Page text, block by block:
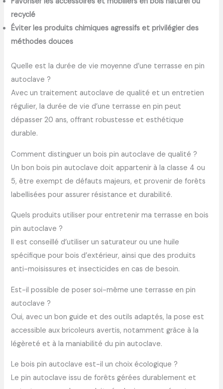
recyclé
Éviter les produits chimiques agressifs et privilégier des
méthodes douces
Quelle est la durée de vie moyenne d’une terrasse en pin
autoclave ?
Avec un traitement autoclave de qualité et un entretien
régulier, la durée de vie d’une terrasse en pin peut
dépasser 20 ans, offrant robustesse et esthétique
durable.
Comment distinguer un bois pin autoclave de qualité ?
Un bon bois pin autoclave doit appartenir à la classe 4 ou
5, être exempt de défauts majeurs, et provenir de forêts
labellisées pour assurer résistance et durabilité.
Quels produits utiliser pour entretenir ma terrasse en bois
pin autoclave ?
Il est conseillé d’utiliser un saturateur ou une huile
spécifique pour bois d’extérieur, ainsi que des produits
anti-moisissures et insecticides en cas de besoin.
Est-il possible de poser soi-même une terrasse en pin
autoclave ?
Oui, avec un bon guide et des outils adaptés, la pose est
accessible aux bricoleurs avertis, notamment grâce à la
légèreté et à la maniabilité du pin autoclave.
Le bois pin autoclave est-il un choix écologique ?
Le pin autoclave issu de forêts gérées durablement et